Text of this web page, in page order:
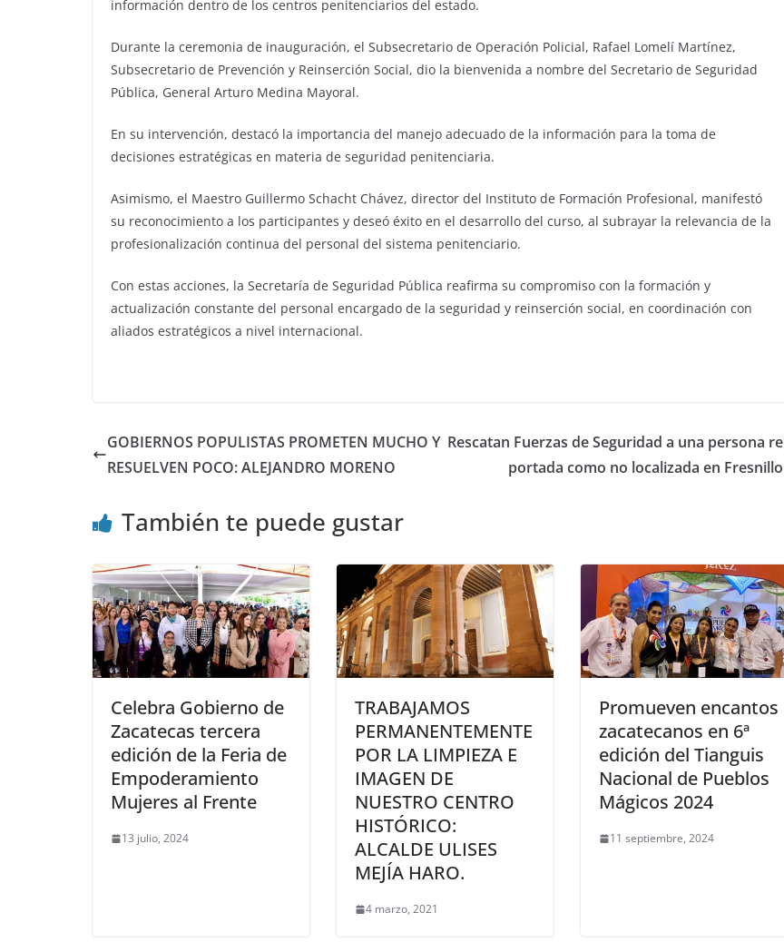
información dentro de los centros penitenciarios del estado.
Durante la ceremonia de inauguración, el Subsecretario de Operación Policial, Rafael Lomelí Martínez,
Subsecretario de Prevención y Reinserción Social, dio la bienvenida a nombre del Secretario de Seguridad
Pública, General Arturo Medina Mayoral.
En su intervención, destacó la importancia del manejo adecuado de la información para la toma de
decisiones estratégicas en materia de seguridad penitenciaria.
Asimismo, el Maestro Guillermo Schacht Chávez, director del Instituto de Formación Profesional, manifestó
su reconocimiento a los participantes y deseó éxito en el desarrollo del curso, al subrayar la relevancia de la
profesionalización continua del personal del sistema penitenciario.
Con estas acciones, la Secretaría de Seguridad Pública reafirma su compromiso con la formación y
actualización constante del personal encargado de la seguridad y reinserción social, en coordinación con
aliados estratégicos a nivel internacional.
GOBIERNOS POPULISTAS PROMETEN MUCHO Y
RESUELVEN POCO: ALEJANDRO MORENO
Rescatan Fuerzas de Seguridad a una persona re
portada como no localizada en Fresnillo
También te puede gustar
Celebra Gobierno de
Zacatecas tercera
edición de la Feria de
Empoderamiento
Mujeres al Frente
13 julio, 2024
TRABAJAMOS
PERMANENTEMENTE
POR LA LIMPIEZA E
IMAGEN DE
NUESTRO CENTRO
HISTÓRICO:
ALCALDE ULISES
MEJÍA HARO.
4 marzo, 2021
Promueven encantos
zacatecanos en 6ª
edición del Tianguis
Nacional de Pueblos
Mágicos 2024
11 septiembre, 2024